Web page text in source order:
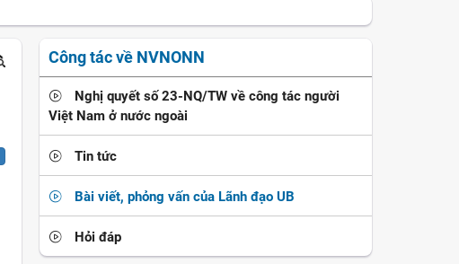
Công tác về NVNONN
Nghị quyết số 23-NQ/TW về công tác người
Việt Nam ở nước ngoài
Tin tức
Bài viết, phỏng vấn của Lãnh đạo UB
Hỏi đáp